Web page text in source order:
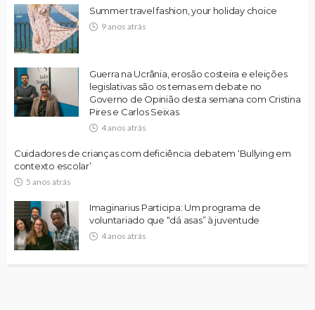
Summer travel fashion, your holiday choice
9 anos atrás
Guerra na Ucrânia, erosão costeira e eleições
legislativas são os temas em debate no
Governo de Opinião desta semana com Cristina
Pires e Carlos Seixas
4 anos atrás
Cuidadores de crianças com deficiência debatem ‘Bullying em
contexto escolar’
5 anos atrás
Imaginarius Participa: Um programa de
voluntariado que “dá asas” à juventude
4 anos atrás